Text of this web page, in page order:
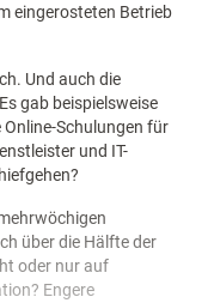
eingerosteten Betrieb
Und auch die
gab beispielsweise
Schulungen für
und IT-
über die Hälfte der
oder nur auf
Engere